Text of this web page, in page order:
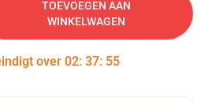
TOEVOEGEN AAN
WINKELWAGEN
over 02: 37: 54